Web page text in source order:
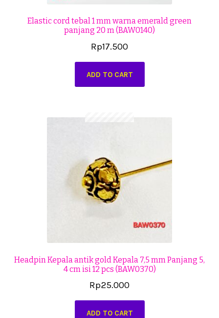
Tutorial Step by Step
Elastic cord tebal 1 mm warna emerald green
panjang 20 m (BAW0140)
Rp17.500
ADD TO CART
Headpin Kepala antik gold Kepala 7,5 mm Panjang 5,
4 cm isi 12 pcs (BAW0370)
Rp25.000
ADD TO CART